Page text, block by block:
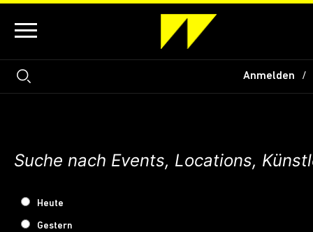
Anmelden
Heute
Gestern